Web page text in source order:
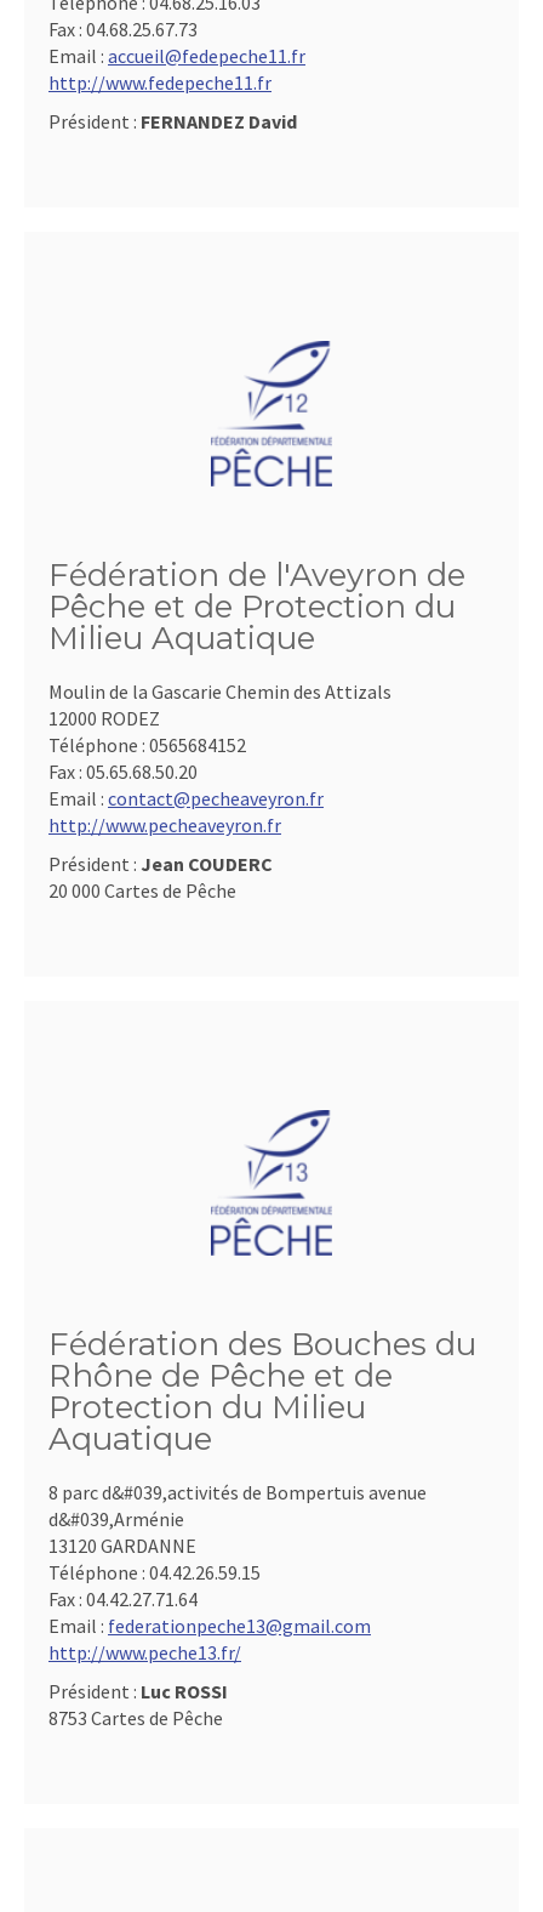
Fax : 04.68.25.67.73
Email : accueil@fedepeche11.fr
http://www.fedepeche11.fr
Président : FERNANDEZ David
Fédération de l'Aveyron de
Pêche et de Protection du
Milieu Aquatique
Moulin de la Gascarie Chemin des Attizals
12000 RODEZ
Téléphone : 0565684152
Fax : 05.65.68.50.20
Email : contact@pecheaveyron.fr
http://www.pecheaveyron.fr
Président : Jean COUDERC
20 000 Cartes de Pêche
Fédération des Bouches du
Rhône de Pêche et de
Protection du Milieu
Aquatique
8 parc d&#039,activités de Bompertuis avenue
d&#039,Arménie
13120 GARDANNE
Téléphone : 04.42.26.59.15
Fax : 04.42.27.71.64
Email : federationpeche13@gmail.com
http://www.peche13.fr/
Président : Luc ROSSI
8753 Cartes de Pêche